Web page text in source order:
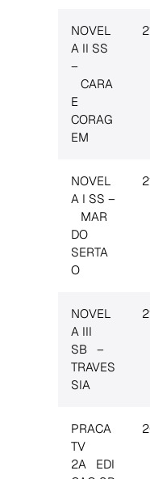
NOVEL
A II SS
–
CARA
E
CORAG
EM
NOVEL
A I SS –
MAR
DO
SERTA
O
NOVEL
A III
SB –
TRAVES
SIA
PRACA
TV
2A EDI